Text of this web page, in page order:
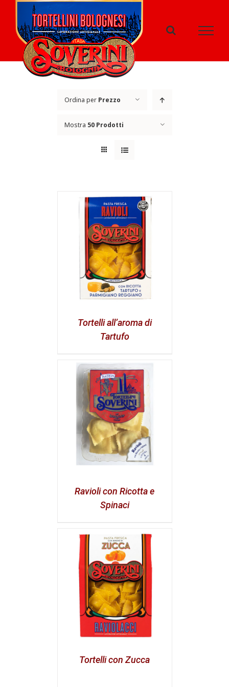
contenuto
Ordina per Prezzo
Mostra 50 Prodotti
Tortelli all’aroma di
Tartufo
Ravioli con Ricotta e
Spinaci
Tortelli con Zucca